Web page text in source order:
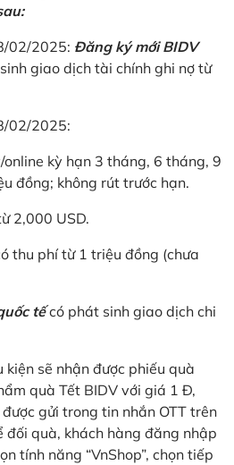
02/2025: Đăng ký mới BIDV
giao dịch tài chính ghi nợ từ
02/2025:
kỳ hạn 3 tháng, 6 tháng, 9
đồng; không rút trước hạn.
2,000 USD.
thu phí từ 1 triệu đồng (chưa
tếcó phát sinh giao dịch chi
kiện sẽ nhận được phiếu quà
quà Tết BIDV với giá 1 Đ,
gửi trong tin nhắn OTT trên
đối quà, khách hàng đăng nhập
tính năng “VnShop”, chọn tiếp